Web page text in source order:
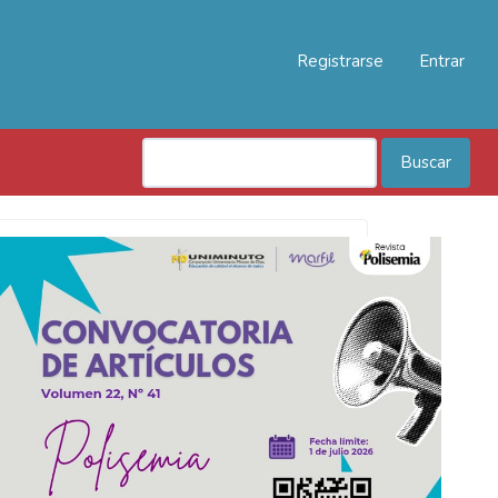
Registrarse Entrar
Buscar
Polisemia